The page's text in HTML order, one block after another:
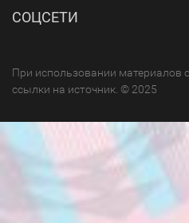
СОЦСЕТИ
При использовании материалов
ссылки на источник. © 2025